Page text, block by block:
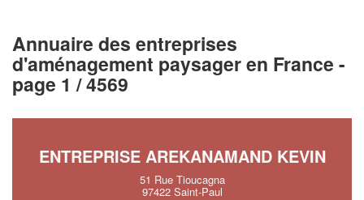
Annuaire des entreprises
d'aménagement paysager en France -
page 1 / 4569
ENTREPRISE AREKANAMAND KEVIN
51 Rue Tioucagna
97422 Saint-Paul